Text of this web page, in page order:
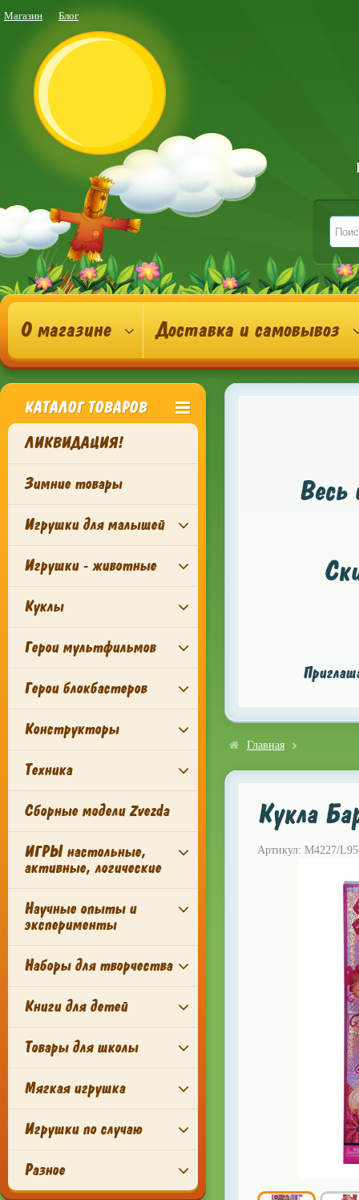
Магазин Блог
О магазине Доставка и самовывоз
КАТАЛОГ ТОВАРОВ
ЛИКВИДАЦИЯ!
Зимние товары
Игрушки для малышей
Игрушки - животные
Куклы
Герои мультфильмов
Герои блокбастеров
Конструкторы
Техника
Сборные модели Zvezda
ИГРЫ настольные,
активные, логические
Научные опыты и
эксперименты
Наборы для творчества
Книги для детей
Товары для школы
Мягкая игрушка
Игрушки по случаю
Разное
Весь
Главная
Кукла
Артикул: M4227/